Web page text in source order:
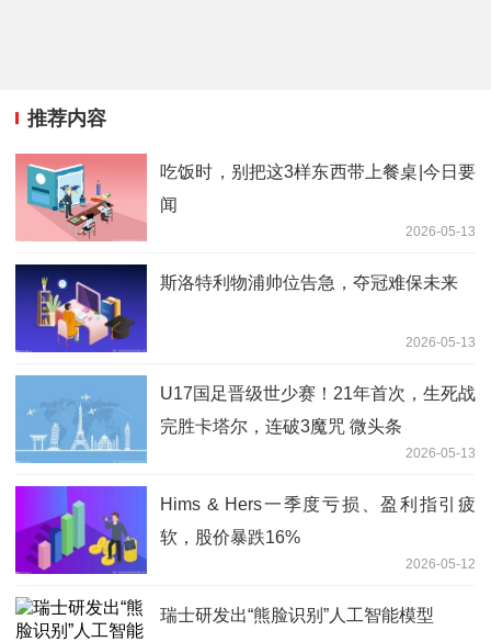
推荐内容
吃饭时，别把这3样东西带上餐桌|今日要
闻
2026-05-13
斯洛特利物浦帅位告急，夺冠难保未来
2026-05-13
U17国足晋级世少赛！21年首次，生死战
完胜卡塔尔，连破3魔咒 微头条
2026-05-13
Hims & Hers一季度亏损、盈利指引疲
软，股价暴跌16%
2026-05-12
瑞士研发出“熊脸识别”人工智能模型